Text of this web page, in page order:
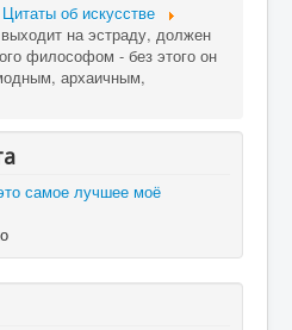
Цитаты об искусстве
на эстраду, должен
философом - без этого он
архаичным,
самое лучшее моё